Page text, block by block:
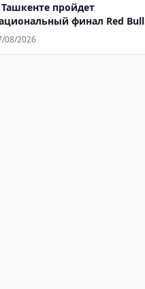
пройдет
финал Red Bull
Your Style
08/2026